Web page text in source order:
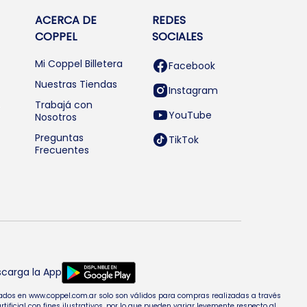
ACERCA DE
COPPEL
Mi Coppel Billetera
Nuestras Tiendas
Trabajá con
Nosotros
Preguntas
Frecuentes
REDES
SOCIALES
Facebook
Instagram
YouTube
TikTok
la App
en www.coppel.com.ar solo son válidos para compras realizadas a través